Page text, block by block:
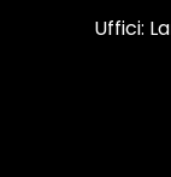
Uffici: